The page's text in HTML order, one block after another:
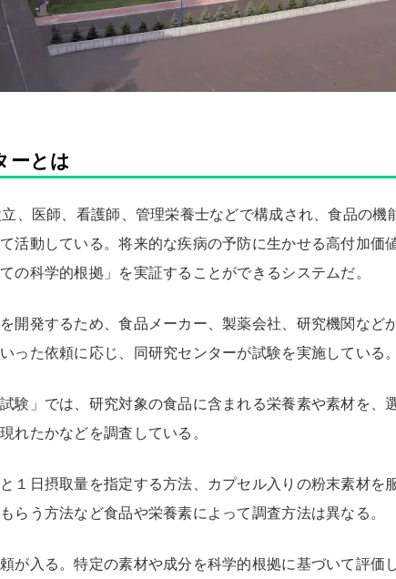
ーとは
、医師、看護師、管理栄養士などで構成され、食品の機
活動している。将来的な疾病の予防に生かせる高付加価
の科学的根拠」を実証することができるシステムだ。
開発するため、食品メーカー、製薬会社、研究機関など
った依頼に応じ、同研究センターが試験を実施している。
験」では、研究対象の食品に含まれる栄養素や素材を、
れたかなどを調査している。
１日摂取量を指定する方法、カプセル入りの粉末素材を
らう方法など食品や栄養素によって調査方法は異なる。
が入る。特定の素材や成分を科学的根拠に基づいて評価